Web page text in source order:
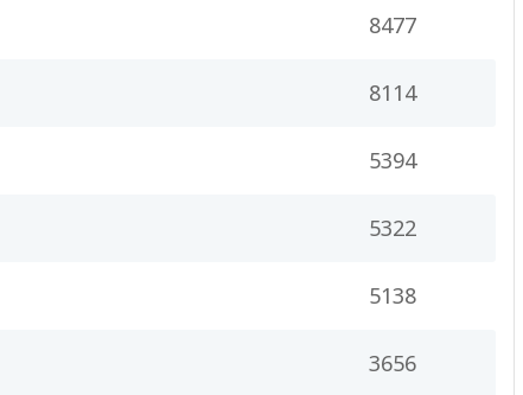
8477
8114
5394
5322
5138
3656